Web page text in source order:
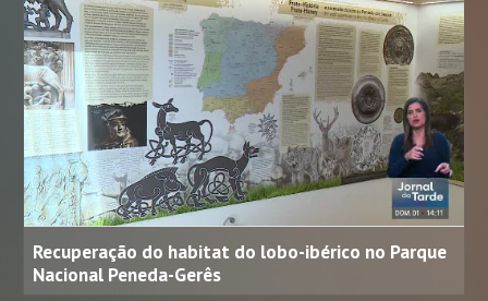
Recuperação do habitat do lobo-ibérico no Parque
Nacional Peneda-Gerês